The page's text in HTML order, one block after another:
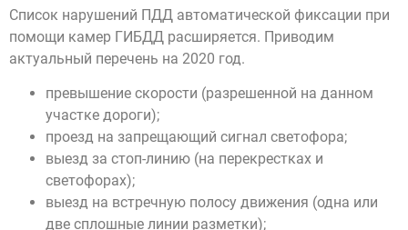
Список нарушений ПДД автоматической фиксации при
помощи камер ГИБДД расширяется. Приводим
актуальный перечень на 2020 год.
превышение скорости (разрешенной на данном
участке дороги);
проезд на запрещающий сигнал светофора;
выезд за стоп-линию (на перекрестках и
светофорах);
выезд на встречную полосу движения (одна или
две сплошные линии разметки);